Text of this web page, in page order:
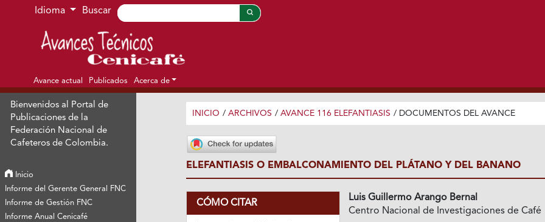
Ir al menú de navegación principal
Ir al contenido principal
Ir al pie de página del sitio
Idioma Buscar
Avance actual Publicados Acerca de
Bienvenidos al Portal de
Publicaciones de la
Federación Nacional de
Cafeteros de Colombia.
Inicio
Informe del Gerente General FNC
Informe de Gestión FNC
Informe Anual Cenicafé
INICIO / ARCHIVOS / AVANCE 116 ELEFANTIASIS / DOCUMENTOS DEL AVANCE
ELEFANTIASIS O EMBALCONAMIENTO DEL PLÁTANO Y DEL BANANO
CÓMO CITAR
Luis Guillermo Arango Bernal
Centro Nacional de Investigaciones de Café